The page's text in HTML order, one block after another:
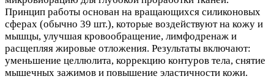
Принцип работы основан на вращающихся силиконовых
сферах (обычно 39 шт.), которые воздействуют на кожу и
мышцы, улучшая кровообращение, лимфодренаж и
расщепляя жировые отложения. Результаты включают:
уменьшение целлюлита, коррекцию контуров тела, снятие
мышечных зажимов и повышение эластичности кожи.